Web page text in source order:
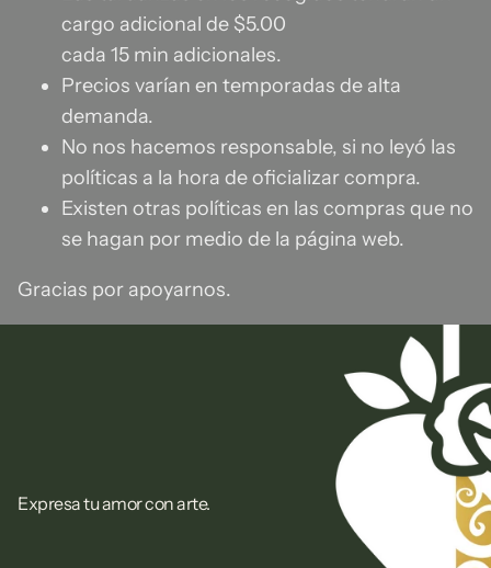
cargo adicional de $5.00
cada 15 min adicionales.
Precios varían en temporadas de alta
demanda.
No nos hacemos responsable, si no leyó las
políticas a la hora de oficializar compra.
Existen otras políticas en las compras que no
se hagan por medio de la página web.
Gracias por apoyarnos.
Expresa tu amor con arte.